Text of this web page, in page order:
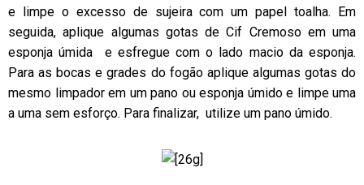
e limpe o excesso de sujeira com um papel toalha. Em
seguida, aplique algumas gotas de Cif Cremoso em uma
esponja úmida e esfregue com o lado macio da esponja.
Para as bocas e grades do fogão aplique algumas gotas do
mesmo limpador em um pano ou esponja úmido e limpe uma
a uma sem esforço. Para finalizar, utilize um pano úmido.